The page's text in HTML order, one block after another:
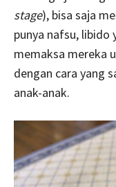
stage), bisa saja
punya nafsu, libido
memaksa mereka
dengan cara yang
anak-anak.